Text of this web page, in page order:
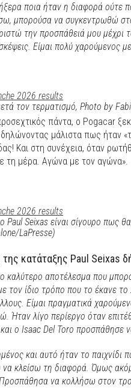
ποια ήταν η διαφορά ούτε
μπορούσα να συγκεντρωθώ
την προσπάθειά μου μέχρι
Είμαι πολύ χαρούμενος
τον τερματισμό, Photo by
πάντα, ο Pogacar
μάλιστα πως ήταν
Και στη συνέχεια, όταν
τη μέρα. Αγώνα με τον αγώνα».
Paul Seixas είναι σίγουρο πως
LaPresse)
της κατάταξης Paul Seixas
καλύτερο αποτέλεσμα που
τον ίδιο τρόπο που το έκανε
Είμαι πραγματικά
Ήταν λίγο περίεργο όταν
ο Isaac Del Toro προσπάθησε
και αυτό ήταν το παιχνίδι
κλείσω τη διαφορά. Όμως
Προσπάθησα να κολλήσω στον